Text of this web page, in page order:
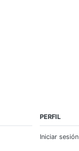
PERFIL
Iniciar sesión